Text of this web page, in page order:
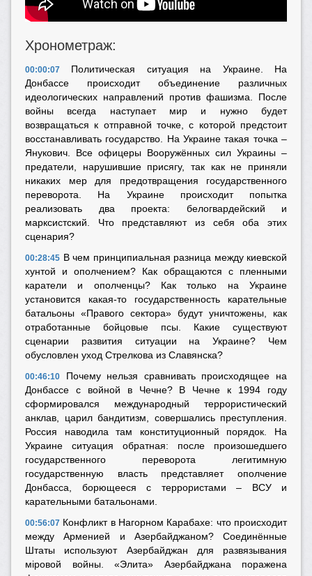
Хронометраж:
00:00:07 Политическая ситуация на Украине. На
Донбассе происходит объединение различных
идеологических направлений против фашизма. После
войны всегда наступает мир и нужно будет
возвращаться к отправной точке, с которой предстоит
восстанавливать государство. На Украине такая точка –
Янукович. Все офицеры Вооружённых сил Украины –
предатели, нарушившие присягу, так как не приняли
никаких мер для предотвращения государственного
переворота. На Украине происходит попытка
реализовать два проекта: белогвардейский и
марксистский. Что представляют из себя оба этих
сценария?
00:28:45 В чем принципиальная разница между киевской
хунтой и ополчением? Как обращаются с пленными
каратели и ополченцы? Как только на Украине
установится какая-то государственность карательные
батальоны «Правого сектора» будут уничтожены, как
отработанные бойцовые псы. Какие существуют
сценарии развития ситуации на Украине? Чем
обусловлен уход Стрелкова из Славянска?
00:46:10 Почему нельзя сравнивать происходящее на
Донбассе с войной в Чечне? В Чечне к 1994 году
сформировался международный террористический
анклав, царил бандитизм, совершались преступления.
Россия наводила там конституционный порядок. На
Украине ситуация обратная: после произошедшего
государственного переворота легитимную
государственную власть представляет ополчение
Донбасса, борющееся с террористами – ВСУ и
карательными батальонами.
00:56:07 Конфликт в Нагорном Карабахе: что происходит
между Арменией и Азербайджаном? Соединённые
Штаты используют Азербайджан для развязывания
мiровой войны. «Элита» Азербайджана поражена